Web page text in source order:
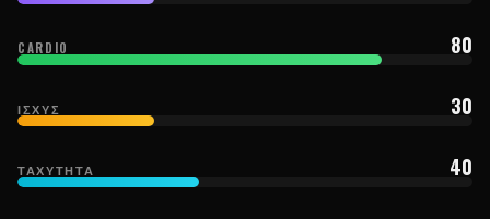
CARDIO 80
ΙΣΧΎΣ 30
ΤΑΧΎΤΗΤΑ 40